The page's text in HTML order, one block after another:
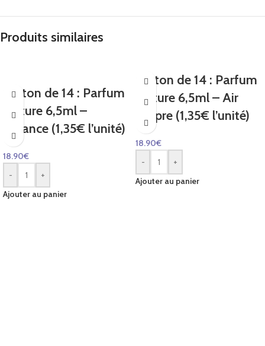
Produits similaires
Carton de 14 : Parfum
voiture 6,5ml –
Enfance (1,35€ l’unité)
18.90€
-
+
Ajouter au panier
Carton de 14 : Parfum
voiture 6,5ml – Air
Propre (1,35€ l’unité)
18.90€
-
+
Ajouter au panier